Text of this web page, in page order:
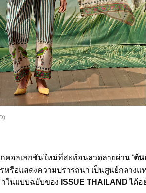
คอลเลกชันใหม่ที่สะท้อนลวดลายผ่าน ‘ต้
รือแสดงความปรารถนา เป็นศูนย์กลางแ
ในแบบฉบับของ ISSUE THAILANDได้อ